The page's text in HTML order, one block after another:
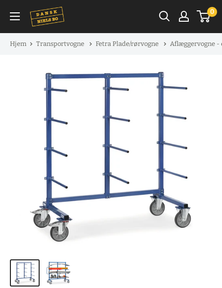
indhold
0
Hjem Transportvogne Fetra Plade/rørvogne Aflæggervogne -